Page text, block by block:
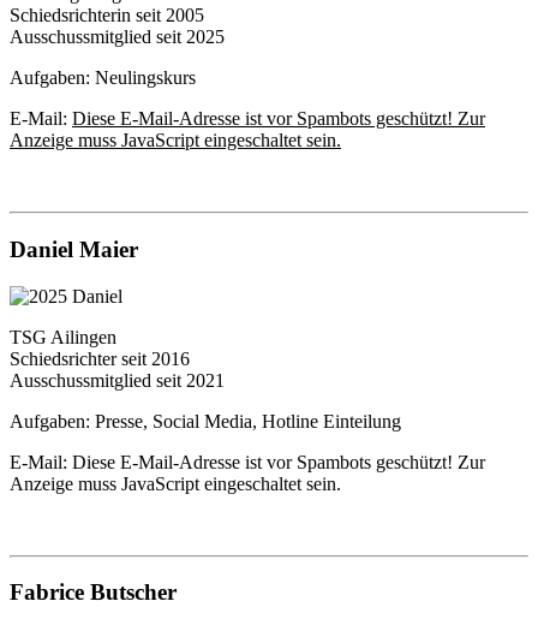
Schiedsrichterin seit 2005
Ausschussmitglied seit 2025
Aufgaben: Neulingskurs
E-Mail: Diese E-Mail-Adresse ist vor Spambots geschützt! Zur
Anzeige muss JavaScript eingeschaltet sein.
Daniel Maier
TSG Ailingen
Schiedsrichter seit 2016
Ausschussmitglied seit 2021
Aufgaben: Presse, Social Media, Hotline Einteilung
E-Mail: Diese E-Mail-Adresse ist vor Spambots geschützt! Zur
Anzeige muss JavaScript eingeschaltet sein.
Fabrice Butscher